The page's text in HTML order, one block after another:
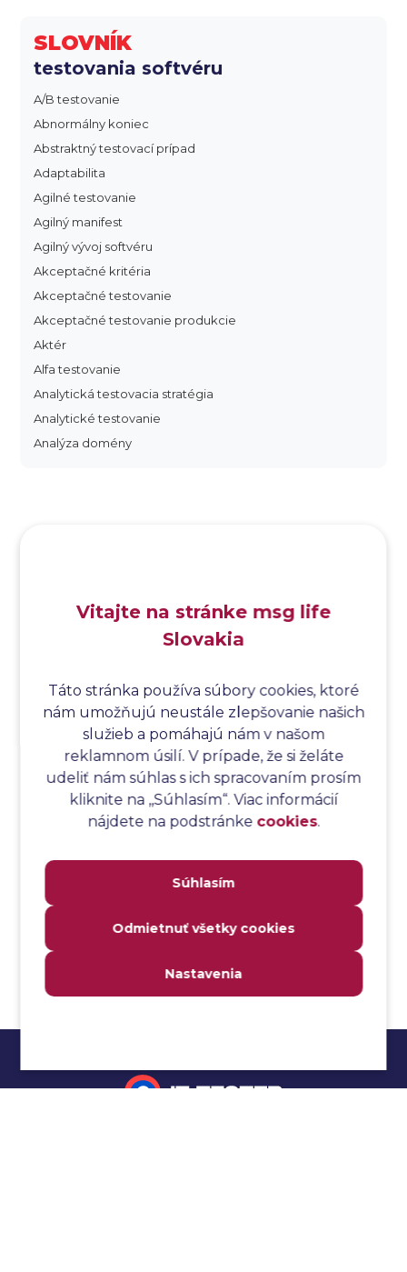
SLOVNÍK
testovania softvéru
A/B testovanie
Abnormálny koniec
Abstraktný testovací prípad
Adaptabilita
Agilné testovanie
Agilný manifest
Agilný vývoj softvéru
Akceptačné kritéria
Akceptačné testovanie
Akceptačné testovanie produkcie
Aktér
Alfa testovanie
Analytická testovacia stratégia
Analytické testovanie
Analýza domény
Analýza príčin a následkov
Analýza spôsobu a následkov zlyhania softvéru
Analýza stromu chýb
Analýza stromu chýb softvéru
Analýza testovacieho bodu
Analýza toku riadenia
Analýza toku údajov
Analýza webových stránok a inventár meraní
Analyzovateľnosť
Anti-malvér
Vitajte na stránke msg life
Slovakia
Táto stránka používa súbory cookies, ktoré
nám umožňujú neustále zlepšovanie našich
služieb a pomáhajú nám v našom
reklamnom úsilí. V prípade, že si želáte
udeliť nám súhlas s ich spracovaním prosím
kliknite na ,,Súhlasím“. Viac informácií
nájdete na podstránke cookies.
Súhlasím
Odmietnuť všetky cookies
Nastavenia